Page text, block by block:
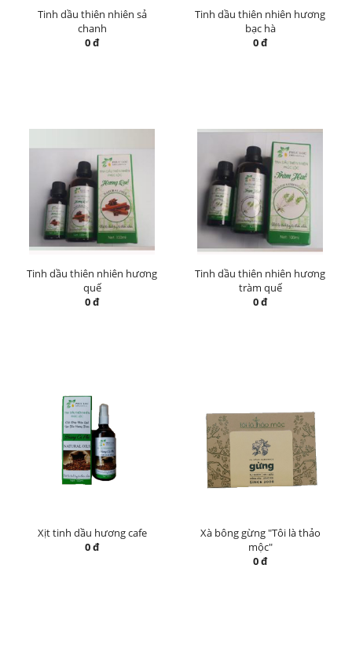
Tinh dầu thiên nhiên sả
chanh
0 đ
Tinh dầu thiên nhiên hương
bạc hà
0 đ
Tinh dầu thiên nhiên hương
quế
0 đ
Tinh dầu thiên nhiên hương
tràm quế
0 đ
Xịt tinh dầu hương cafe
0 đ
Xà bông gừng "Tôi là thảo
mộc"
0 đ